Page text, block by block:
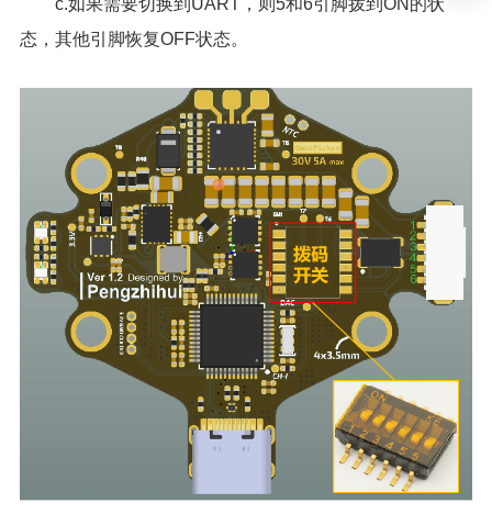
c.如果需要切换到UART，则5和6引脚拨到ON的状
态，其他引脚恢复OFF状态。